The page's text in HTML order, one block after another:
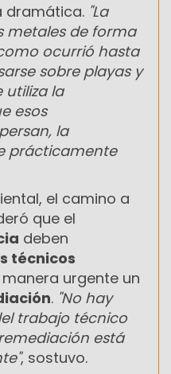
dramática. "La
metales de forma
ocurrió hasta
sobre playas y
utiliza la
esos
la
prácticamente
el camino a
que el
deben
técnicos
urgente un
. "No hay
trabajo técnico
está
, sostuvo.